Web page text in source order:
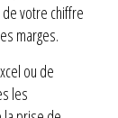
votre chiffre
marges.
ou de
les